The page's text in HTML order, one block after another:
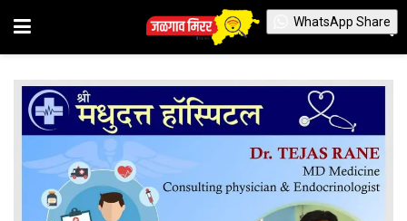
WhatsApp Share